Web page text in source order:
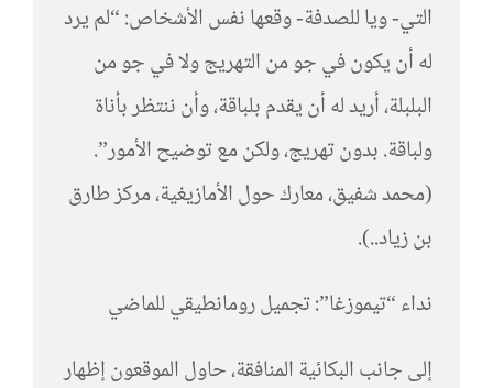
التي- ويا للصدفة- وقعها نفس الأشخاص: “لم يرد
له أن يكون في جو من التهريج ولا في جو من
البلبلة، أريد له أن يقدم بلباقة، وأن ننتظر بأناة
ولباقة. بدون تهريج، ولكن مع توضيح الأمور”.
(محمد شفيق، معارك حول الأمازيغية، مركز طارق
بن زياد..).
نداء “تيموزغا”: تجميل رومانطيقي للماضي
إلى جانب البكائية المنافقة، حاول الموقعون إظهار